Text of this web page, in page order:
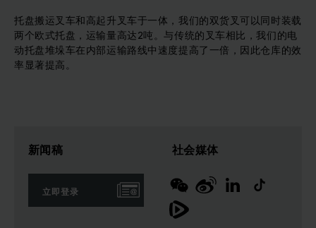
托盘搬运叉车和高起升叉车于一体，我们的双货叉可以同时装载
两个欧式托盘，运输量高达2吨。与传统的叉车相比，我们的电
动托盘堆垛车在内部运输路线中速度提高了一倍，因此仓库的效
率显著提高。
新闻稿
立即登录
社会媒体